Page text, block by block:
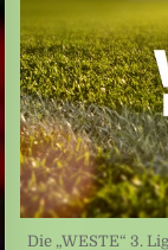
Die „WESTE“ 3.